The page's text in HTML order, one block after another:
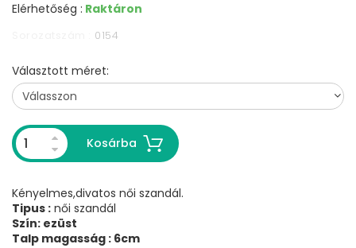
Elérhetőség : Raktáron
0154
Választott méret:
Kosárba
Kényelmes,divatos női szandál.
Tipus : női szandál
Szín: ezüst
Talp magasság : 6cm